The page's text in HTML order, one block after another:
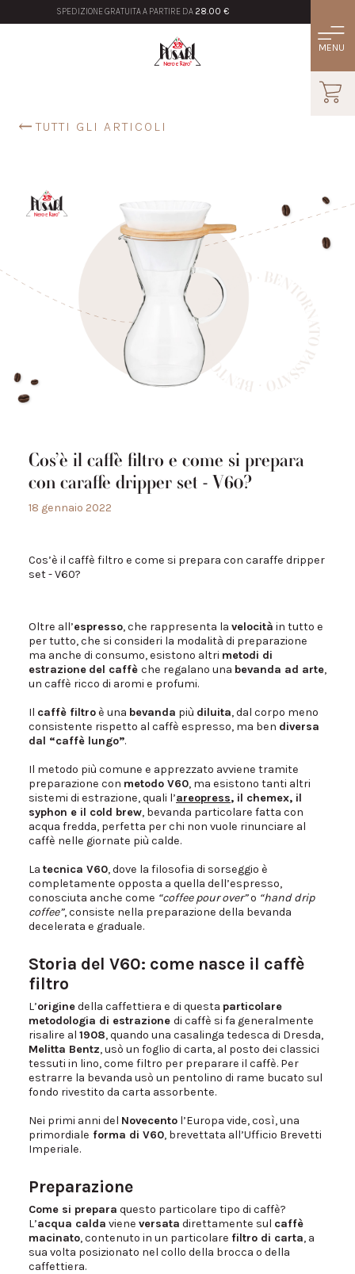
SPEDIZIONE GRATUITA A PARTIRE DA 28.00 €
TUTTI GLI ARTICOLI
Cos’è il caffè filtro e come si prepara
con caraffe dripper set - V60?
18 gennaio 2022
Cos’è il caffè filtro e come si prepara con caraffe dripper
set - V60?
Oltre all’espresso, che rappresenta la velocità in tutto e
per tutto, che si consideri la modalità di preparazione
ma anche di consumo, esistono altri metodi di
estrazione del caffè che regalano una bevanda ad arte,
un caffè ricco di aromi e profumi.
Il caffè filtroè una bevanda più diluita, dal corpo meno
consistente rispetto al caffè espresso, ma ben diversa
dal “caffè lungo”.
Il metodo più comune e apprezzato avviene tramite
preparazione con metodo V60, ma esistono tanti altri
sistemi di estrazione, quali l’areopress, il chemex, il
syphon e il cold brew, bevanda particolare fatta con
acqua fredda, perfetta per chi non vuole rinunciare al
caffè nelle giornate più calde.
La tecnica V60, dove la filosofia di sorseggio è
completamente opposta a quella dell’espresso,
conosciuta anche come “coffee pour over”o “hand drip
coffee”, consiste nella preparazione della bevanda
decelerata e graduale.
Storia del V60: come nasce il caffè
filtro
L’originedella caffettiera e di questa particolare
metodologia di estrazione di caffè si fa generalmente
risalire al 1908, quando una casalinga tedesca di Dresda,
Melitta Bentz, usò un foglio di carta, al posto dei classici
tessuti in lino, come filtro per preparare il caffè. Per
estrarre la bevanda usò un pentolino di rame bucato sul
fondo rivestito da carta assorbente.
Nei primi anni del Novecento l’Europa vide, così, una
primordiale forma di V60, brevettata all’Ufficio Brevetti
Imperiale.
Preparazione
Come si prepara questo particolare tipo di caffè?
L’acqua calda viene versata direttamente sul caffè
macinato, contenuto in un particolare filtro di carta, a
sua volta posizionato nel collo della brocca o della
caffettiera.